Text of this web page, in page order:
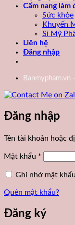
Cẩm nang làm
Sức khỏe
Khuyến
Sỉ Mỹ
Liên hệ
Đăng nhập
Banmypham.vn
Đăng nhập
Tên tài khoản hoặc
Mật khẩu *
Ghi nhớ mật khẩu
Quên mật khẩu?
Đăng ký